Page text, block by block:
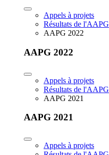
Appels à projets
Résultats de l'AAPG
AAPG 2022
AAPG 2022
Appels à projets
Résultats de l'AAPG
AAPG 2021
AAPG 2021
Appels à projets